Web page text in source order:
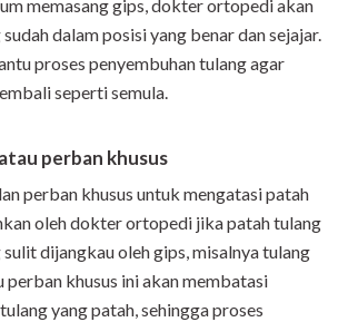
memasang gips, dokter ortopedi akan
dalam posisi yang benar dan sejajar.
proses penyembuhan tulang agar
seperti semula.
perban khusus
perban khusus untuk mengatasi patah
oleh dokter ortopedi jika patah tulang
dijangkau oleh gips, misalnya tulang
perban khusus ini akan membatasi
yang patah, sehingga proses